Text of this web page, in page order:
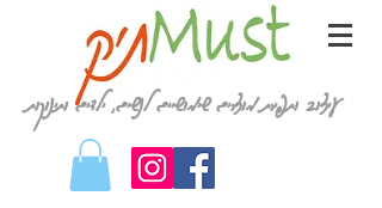
עיצוב ותפירת מוצרים שימושיים לנשים, ילדים ותינוקות